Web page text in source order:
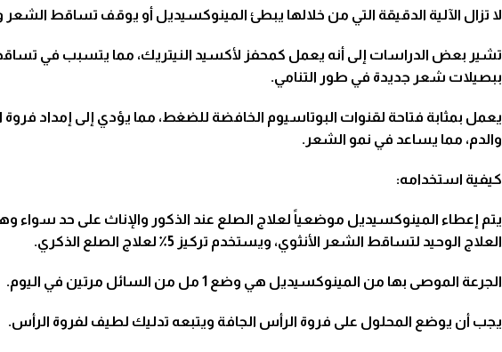
لا تزال الآلية الدقيقة التي من خلالها يبطئ المينوكسيديل أو يوقف تساقط
تشير بعض الدراسات إلى أنه يعمل كمحفز لأكسيد النيتريك، مما يتسبب في
ببصيلات شعر جديدة في طور التنامي.
يعمل بمثابة فتاحة لقنوات البوتاسيوم الخافضة للضغط، مما يؤدي إلى إمداد فروة
والدم، مما يساعد في نمو الشعر.
كيفية استخدامه:
يتم إعطاء المينوكسيديل موضعياً لعلاج الصلع
العلاج الوحيد لتساقط الشعر الأنثوي، ويستخدم تركيز 5٪ لعلاج الصلع الذكري.
الجرعة الموصى بها من المينوكسيديل هي وضع 1 مل من السائل مرتين في اليوم.
يجب أن يوضع المحلول على فروة الرأس الجافة ويتبعه تدليك لطيف لفروة الرأس.